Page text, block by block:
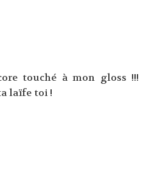
touché à mon gloss !!!
laïfe toi !